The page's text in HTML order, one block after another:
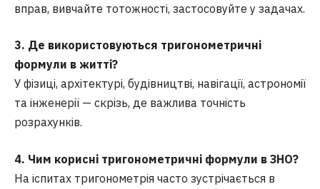
вправ, вивчайте тотожності, застосовуйте у задачах.
3. Де використовуються тригонометричні
формули в житті?
У фізиці, архітектурі, будівництві, навігації, астрономії
та інженерії — скрізь, де важлива точність
розрахунків.
4. Чим корисні тригонометричні формули в ЗНО?
На іспитах тригонометрія часто зустрічається в